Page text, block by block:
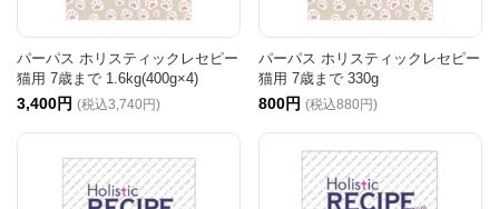
パーパス ホリスティックレセピー
猫用 7歳まで 1.6kg(400g×4)
3,400円 (税込3,740円)
パーパス ホリスティックレセピー
猫用 7歳まで 330g
800円 (税込880円)